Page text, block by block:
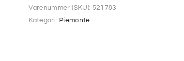
Varenummer (SKU): 521783
Kategori: Piemonte